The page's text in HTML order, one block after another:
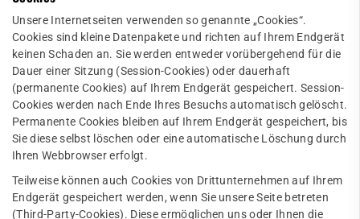
Unsere Internetseiten verwenden so genannte „Cookies“.
Cookies sind kleine Datenpakete und richten auf Ihrem Endgerät
keinen Schaden an. Sie werden entweder vorübergehend für die
Dauer einer Sitzung (Session-Cookies) oder dauerhaft
(permanente Cookies) auf Ihrem Endgerät gespeichert. Session-
Cookies werden nach Ende Ihres Besuchs automatisch gelöscht.
Permanente Cookies bleiben auf Ihrem Endgerät gespeichert, bis
Sie diese selbst löschen oder eine automatische Löschung durch
Ihren Webbrowser erfolgt.
Teilweise können auch Cookies von Drittunternehmen auf Ihrem
Endgerät gespeichert werden, wenn Sie unsere Seite betreten
(Third-Party-Cookies). Diese ermöglichen uns oder Ihnen die